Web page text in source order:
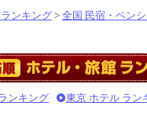
ンキング > 全国 民宿・ペン
ンキング 東京 ホテル ラン